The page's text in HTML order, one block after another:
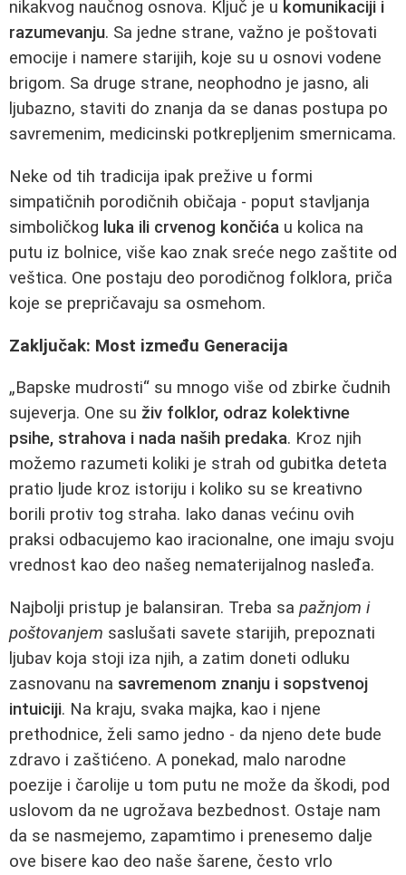
nikakvog naučnog osnova. Ključ je u komunikaciji i
razumevanju. Sa jedne strane, važno je poštovati
emocije i namere starijih, koje su u osnovi vodene
brigom. Sa druge strane, neophodno je jasno, ali
ljubazno, staviti do znanja da se danas postupa po
savremenim, medicinski potkrepljenim smernicama.
Neke od tih tradicija ipak prežive u formi
simpatičnih porodičnih običaja - poput stavljanja
simboličkog luka ili crvenog končića u kolica na
putu iz bolnice, više kao znak sreće nego zaštite od
veštica. One postaju deo porodičnog folklora, priča
koje se prepričavaju sa osmehom.
Zaključak: Most između Generacija
„Bapske mudrosti“ su mnogo više od zbirke čudnih
sujeverja. One su živ folklor, odraz kolektivne
psihe, strahova i nada naših predaka. Kroz njih
možemo razumeti koliki je strah od gubitka deteta
pratio ljude kroz istoriju i koliko su se kreativno
borili protiv tog straha. Iako danas većinu ovih
praksi odbacujemo kao iracionalne, one imaju svoju
vrednost kao deo našeg nematerijalnog nasleđa.
Najbolji pristup je balansiran. Treba sa pažnjom i
poštovanjem saslušati savete starijih, prepoznati
ljubav koja stoji iza njih, a zatim doneti odluku
zasnovanu na savremenom znanju i sopstvenoj
intuiciji. Na kraju, svaka majka, kao i njene
prethodnice, želi samo jedno - da njeno dete bude
zdravo i zaštićeno. A ponekad, malo narodne
poezije i čarolije u tom putu ne može da škodi, pod
uslovom da ne ugrožava bezbednost. Ostaje nam
da se nasmejemo, zapamtimo i prenesemo dalje
ove bisere kao deo naše šarene, često vrlo